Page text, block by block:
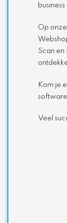
Op
Scan en
Kom je
software
Veel